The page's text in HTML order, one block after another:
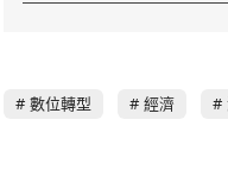
數位轉型 經濟